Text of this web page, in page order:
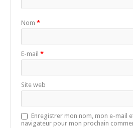
Nom*
E-mail*
Site web
Enregistrer mon nom, mon e-mail
navigateur pour mon prochain